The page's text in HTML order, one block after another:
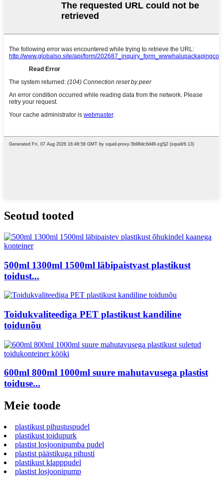
Seotud tooted
500ml 1300ml 1500ml läbipaistvast plastikust
toidust...
Toidukvaliteediga PET plastikust kandiline
toidunõu
600ml 800ml 1000ml suure mahutavusega plastist
toiduse...
Meie toode
plastikust pihustuspudel
plastikust toidupurk
plastist losjoonipumba pudel
plastist päästikuga pihusti
plastikust klapppudel
plastist losjoonipump